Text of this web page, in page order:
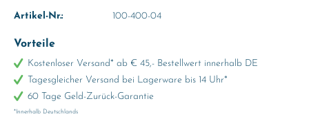
Artikel-Nr.: 100-400-04
Vorteile
Kostenloser Versand* ab € 45,- Bestellwert innerhalb DE
Tagesgleicher Versand bei Lagerware bis 14 Uhr*
60 Tage Geld-Zurück-Garantie
*Innerhalb Deutschlands